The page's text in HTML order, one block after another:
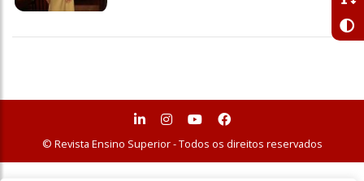
© Revista Ensino Superior - Todos os direitos reservados